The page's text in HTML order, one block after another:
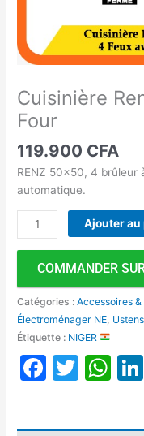
Cuisinière
Four
119.900 CFA
RENZ 50×50, 4 brûleur
automatique.
Ajouter au
COMMANDER
Catégories :Accessoires &
Électroménager NE
Étiquette : NIGER